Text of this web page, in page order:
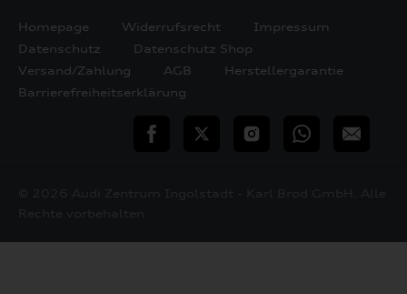
Homepage Widerrufsrecht
Impressum
Datenschutz
Datenschutz Shop
Versand/Zahlung
AGB
Herstellergarantie
Barrierefreiheitserklärung
teilen Twitter InstagramWhatsApp
E-